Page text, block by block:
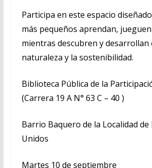
Participa en este espacio
más pequeños aprendan,
mientras descubren y desarrollan
naturaleza y la sostenibilidad.
Biblioteca Pública de la
(Carrera 19 A N° 63 C – 40 )
Barrio Baquero de la Localidad
Unidos
Martes 10 de septiembre